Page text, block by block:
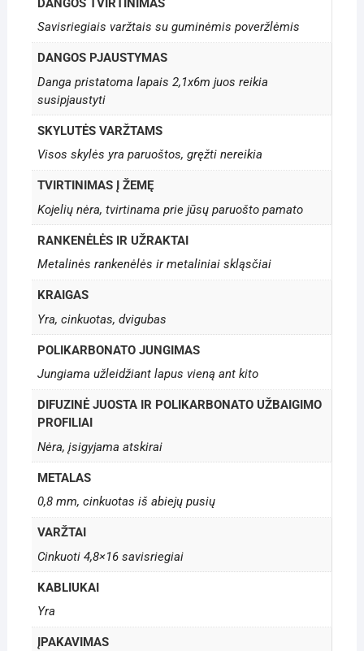
DANGOS TVIRTINIMAS
Savisriegiais varžtais su guminėmis poveržlėmis
DANGOS PJAUSTYMAS
Danga pristatoma lapais 2,1x6m juos reikia
susipjaustyti
SKYLUTĖS VARŽTAMS
Visos skylės yra paruoštos, gręžti nereikia
TVIRTINIMAS Į ŽEMĘ
Kojelių nėra, tvirtinama prie jūsų paruošto pamato
RANKENĖLĖS IR UŽRAKTAI
Metalinės rankenėlės ir metaliniai skląsčiai
KRAIGAS
Yra, cinkuotas, dvigubas
POLIKARBONATO JUNGIMAS
Jungiama užleidžiant lapus vieną ant kito
DIFUZINĖ JUOSTA IR POLIKARBONATO UŽBAIGIMO
PROFILIAI
Nėra, įsigyjama atskirai
METALAS
0,8 mm, cinkuotas iš abiejų pusių
VARŽTAI
Cinkuoti 4,8×16 savisriegiai
KABLIUKAI
Yra
ĮPAKAVIMAS